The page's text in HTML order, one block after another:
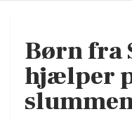
Børn fra
hjælper